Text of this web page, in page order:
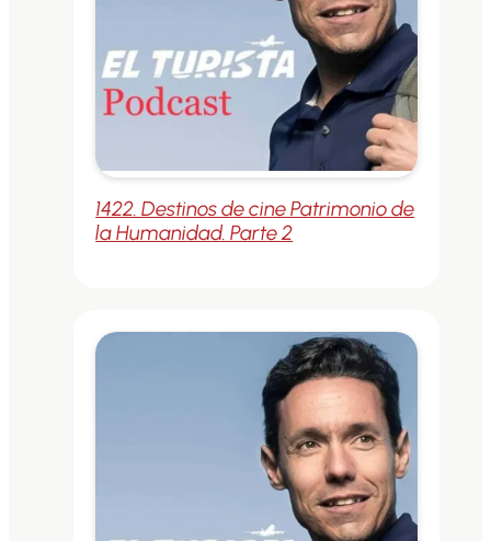
1422. Destinos de cine Patrimonio de
la Humanidad. Parte 2